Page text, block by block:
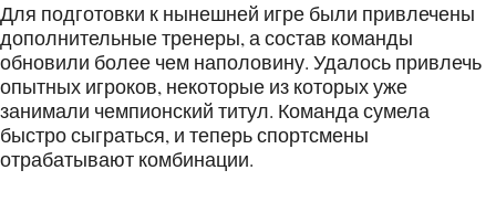
Для подготовки к нынешней игре были привлечены
дополнительные тренеры, а состав команды
обновили более чем наполовину. Удалось привлечь
опытных игроков, некоторые из которых уже
занимали чемпионский титул. Команда сумела
быстро сыграться, и теперь спортсмены
отрабатывают комбинации.